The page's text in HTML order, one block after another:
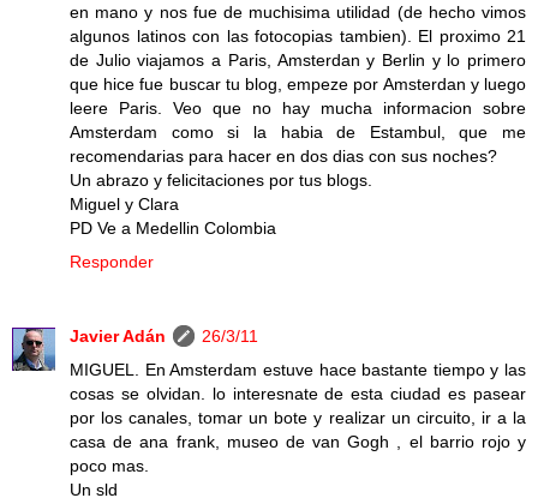
en mano y nos fue de muchisima utilidad (de hecho vimos
algunos latinos con las fotocopias tambien). El proximo 21
de Julio viajamos a Paris, Amsterdan y Berlin y lo primero
que hice fue buscar tu blog, empeze por Amsterdan y luego
leere Paris. Veo que no hay mucha informacion sobre
Amsterdam como si la habia de Estambul, que me
recomendarias para hacer en dos dias con sus noches?
Un abrazo y felicitaciones por tus blogs.
Miguel y Clara
PD Ve a Medellin Colombia
Responder
Javier Adán
26/3/11
MIGUEL. En Amsterdam estuve hace bastante tiempo y las
cosas se olvidan. lo interesnate de esta ciudad es pasear
por los canales, tomar un bote y realizar un circuito, ir a la
casa de ana frank, museo de van Gogh , el barrio rojo y
poco mas.
Un sld